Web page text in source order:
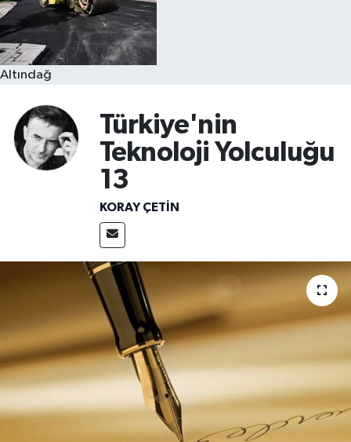
Altındağ
Türkiye'nin
Teknoloji Yolculuğu
13
KORAY ÇETIN